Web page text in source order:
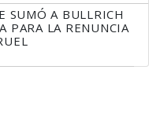
SUMÓ A BULLRICH
PARA LA RENUNCIA